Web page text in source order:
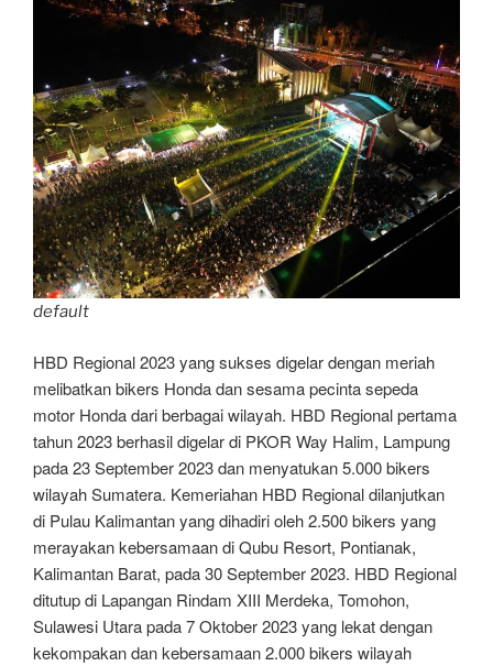
default
HBD Regional 2023 yang sukses digelar dengan meriah
melibatkan bikers Honda dan sesama pecinta sepeda
motor Honda dari berbagai wilayah. HBD Regional pertama
tahun 2023 berhasil digelar di PKOR Way Halim, Lampung
pada 23 September 2023 dan menyatukan 5.000 bikers
wilayah Sumatera. Kemeriahan HBD Regional dilanjutkan
di Pulau Kalimantan yang dihadiri oleh 2.500 bikers yang
merayakan kebersamaan di Qubu Resort, Pontianak,
Kalimantan Barat, pada 30 September 2023. HBD Regional
ditutup di Lapangan Rindam XIII Merdeka, Tomohon,
Sulawesi Utara pada 7 Oktober 2023 yang lekat dengan
kekompakan dan kebersamaan 2.000 bikers wilayah